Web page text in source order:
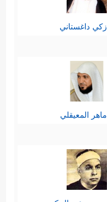
زكي داغستاني
ماهر المعيقلي